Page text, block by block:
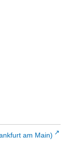
am Main)